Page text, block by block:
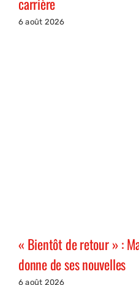
6 août 2026
« Bientôt de retour » :
donne de ses nouvelles
6 août 2026